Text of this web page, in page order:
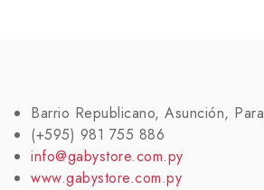
Barrio Republicano, Asunción,
(+595) 981 755 886
info@gabystore.com.py
www.gabystore.com.py